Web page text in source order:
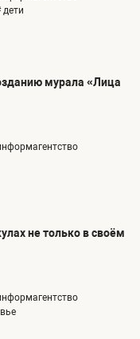
дети
мурала «Лица
не только в своём